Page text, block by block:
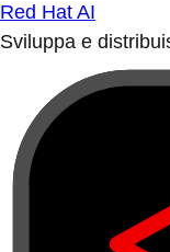
Red Hat AI
Sviluppa e